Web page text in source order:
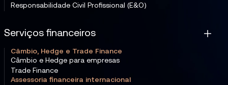
Responsabilidade Civil Profissional (E&O)
Serviços financeiros
Câmbio, Hedge e Trade Finance
Câmbio e Hedge para empresas
Trade Finance
Assessoria financeira internacional